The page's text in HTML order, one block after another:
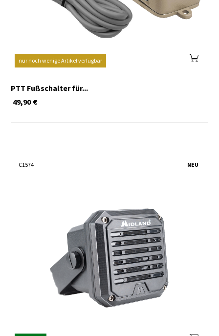
nur noch wenige Artikel verfügbar
PTT Fußschalter für...
€
49,90
NEU
C1574